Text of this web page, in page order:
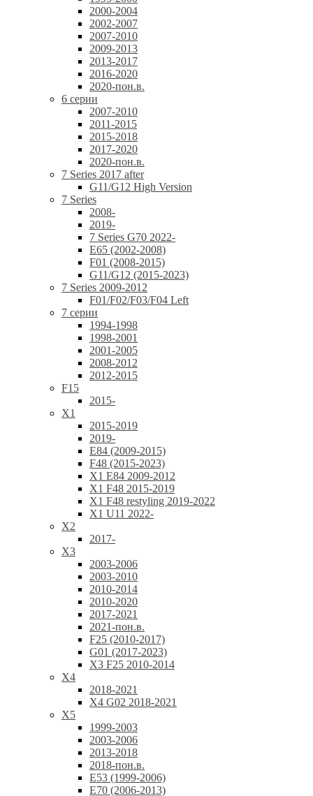
2000-2004
2002-2007
2007-2010
2009-2013
2013-2017
2016-2020
2020-пон.в.
6 серии
2007-2010
2011-2015
2015-2018
2017-2020
2020-пон.в.
7 Series 2017 after
G11/G12 High Version
7 Series
2008-
2019-
7 Series G70 2022-
E65 (2002-2008)
F01 (2008-2015)
G11/G12 (2015-2023)
7 Series 2009-2012
F01/F02/F03/F04 Left
7 серии
1994-1998
1998-2001
2001-2005
2008-2012
2012-2015
F15
2015-
X1
2015-2019
2019-
E84 (2009-2015)
F48 (2015-2023)
X1 E84 2009-2012
X1 F48 2015-2019
X1 F48 restyling 2019-2022
X1 U11 2022-
X2
2017-
X3
2003-2006
2003-2010
2010-2014
2010-2020
2017-2021
2021-пон.в.
F25 (2010-2017)
G01 (2017-2023)
X3 F25 2010-2014
X4
2018-2021
X4 G02 2018-2021
X5
1999-2003
2003-2006
2013-2018
2018-пон.в.
E53 (1999-2006)
E70 (2006-2013)